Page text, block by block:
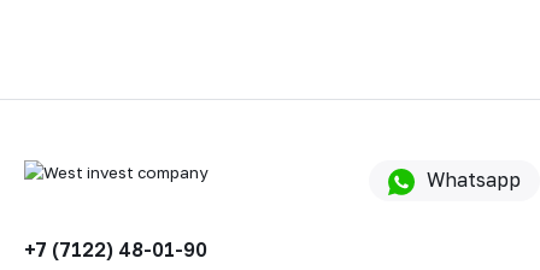
+7 (7122) 48-01-90
Whatsapp